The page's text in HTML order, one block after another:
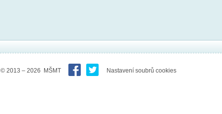
© 2013 – 2026 MŠMT Nastavení soubrů cookies